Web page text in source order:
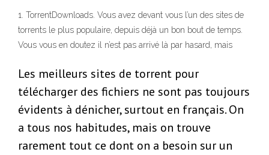
1. TorrentDownloads. Vous avez devant vous l’un des sites de
torrents le plus populaire, depuis déjà un bon bout de temps.
Vous vous en doutez il n’est pas arrivé là par hasard, mais
Les meilleurs sites de torrent pour
télécharger des fichiers ne sont pas toujours
évidents à dénicher, surtout en français. On
a tous nos habitudes, mais on trouve
rarement tout ce dont on a besoin sur un